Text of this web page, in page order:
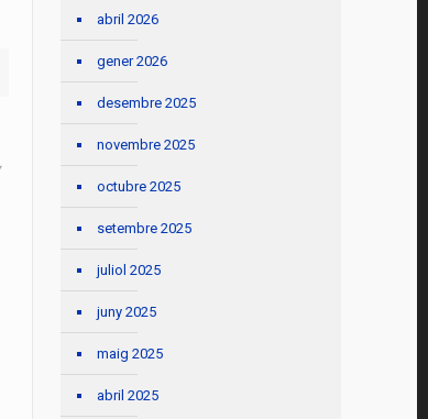
abril 2026
gener 2026
desembre 2025
novembre 2025
octubre 2025
setembre 2025
juliol 2025
juny 2025
maig 2025
abril 2025